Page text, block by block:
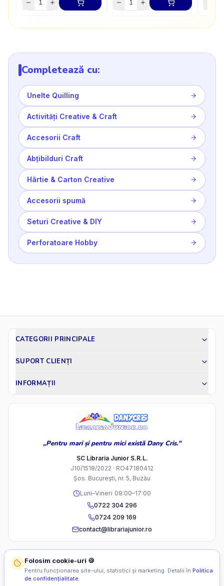
Completează cu:
Unelte Quilling
Activități Creative & Craft
Accesorii Craft
Abțibilduri Craft
Hârtie & Carton Creative
Accesorii spumă
Seturi Creative & DIY
Perforatoare Hobby
CATEGORII PRINCIPALE
SUPORT CLIENȚI
INFORMAȚII
„Pentru mari și pentru mici există Dany Cris."
SC Libraria Junior S.R.L.
J10/1518/2022 · RO47180412
Șos. București, nr. 5, Buzău
Luni–Vineri 09:00–17:00
0722 304 296
0724 209 169
contact@librariajunior.ro
Folosim cookie-uri 🍪
Pentru funcționarea site-ului, statistici și marketing. Detalii în Politica
de confidențialitate.